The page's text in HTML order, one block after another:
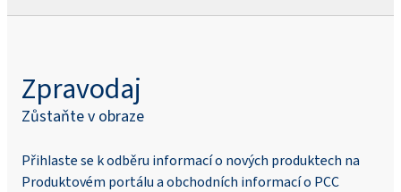
Zpravodaj
Zůstaňte v obraze
Přihlaste se k odběru informací o nových produktech na
Produktovém portálu a obchodních informací o PCC